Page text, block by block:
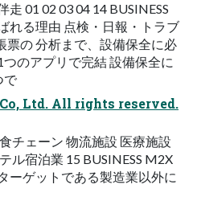
01 02 03 04 14 BUSINESS
れる理由 点検・日報・トラブ
票の 分析まで、設備保全に必
のアプリで完結 設備保全に
で
Ltd. All rights reserved.
チェーン 物流施設 医療施設
ル宿泊業 15 BUSINESS M2X
ーゲットである製造業以外に